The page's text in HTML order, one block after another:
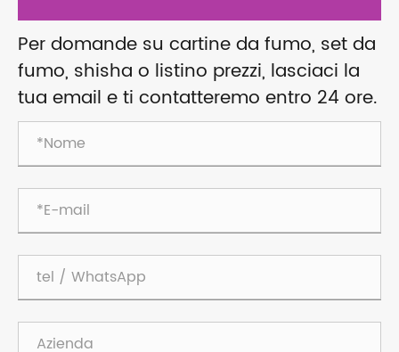
Per domande su cartine da fumo, set da
fumo, shisha o listino prezzi, lasciaci la
tua email e ti contatteremo entro 24 ore.